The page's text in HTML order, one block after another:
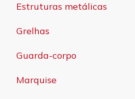
Estruturas metálicas
Grelhas
Guarda-corpo
Marquise